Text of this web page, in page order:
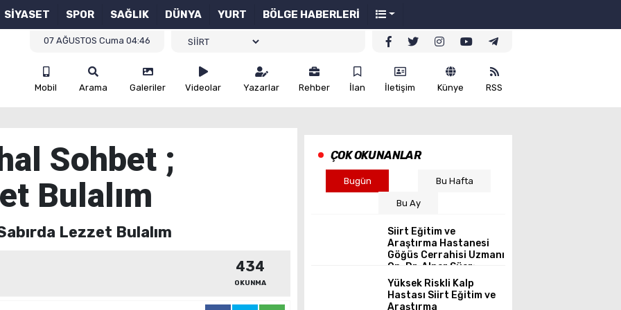
SİYASET SPOR SAĞLIK DÜNYA YURT BÖLGE HABERLERİ
07 AĞUSTOS Cuma 04:46
Mobil Arama Galeriler Videolar Yazarlar Rehber İlan İletişim Künye RSS
Sohbet ;
Bulalım
Lezzet Bulalım
434
OKUNMA
ÇOK OKUNANLAR
Bugün Bu Hafta
Bu Ay
Siirt Eğitim ve
Araştırma Hastanesi
Göğüs Cerrahisi Uzmanı
Op. Dr. Alper Süer:
“Akciğer Nodülleri Her
Zaman Kanser
Anlamına Gelmez”
Yüksek Riskli Kalp
Hastası Siirt Eğitim ve
Araştırma